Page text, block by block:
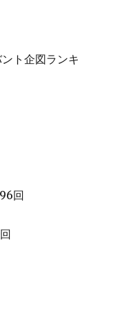
ト企図ランキ
回